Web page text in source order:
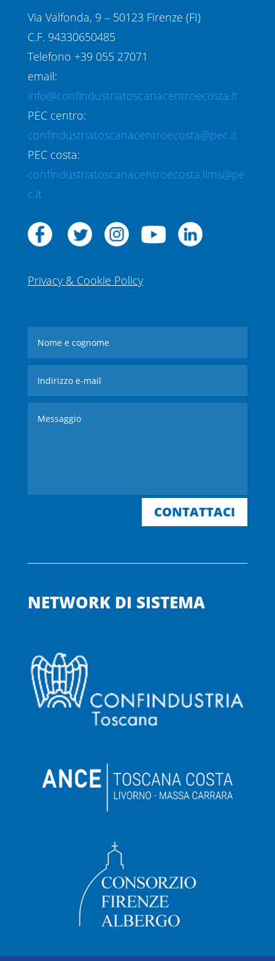
Via Valfonda, 9 – 50123 Firenze (FI)
C.F. 94330650485
Telefono +39 055 27071
email:
info@confindustriatoscanacentroecosta.it
PEC centro:
confindustriatoscanacentroecosta@pec.it
PEC costa:
confindustriatoscanacentroecosta.lims@pe
c.it
Privacy & Cookie Policy
CONTATTACI
NETWORK DI SISTEMA